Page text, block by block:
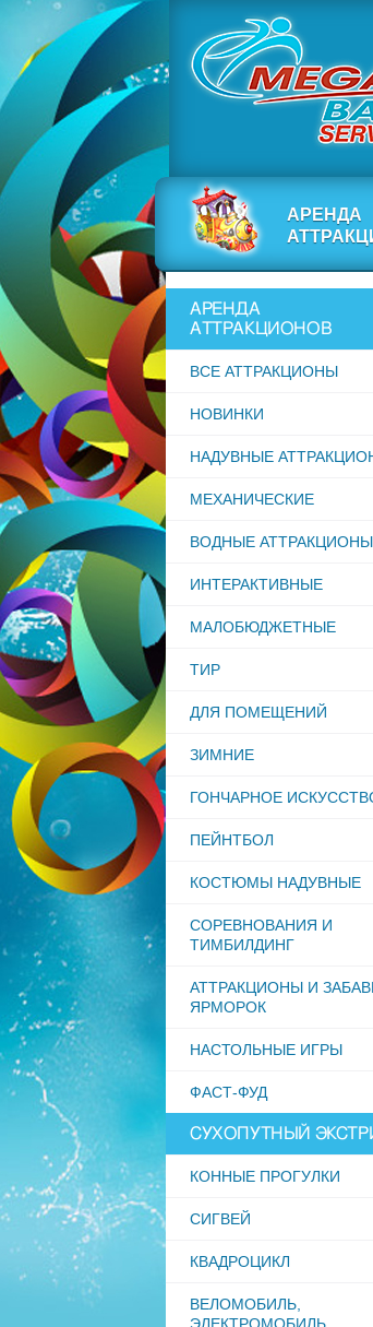
АРЕНДА
АРЕНДА
АТТРАКЦИОНОВ
ВСЕ АТТРАКЦИОНЫ
НОВИНКИ
НАДУВНЫЕ
МЕХАНИЧЕСКИЕ
ВОДНЫЕ АТТРАКЦИОНЫ
ИНТЕРАКТИВНЫЕ
МАЛОБЮДЖЕТНЫЕ
ТИР
ДЛЯ ПОМЕЩЕНИЙ
ЗИМНИЕ
ГОНЧАРНОЕ
ПЕЙНТБОЛ
КОСТЮМЫ НАДУВНЫЕ
СОРЕВНОВАНИЯ И
ТИМБИЛДИНГ
АТТРАКЦИОНЫ И
ЯРМОРОК
НАСТОЛЬНЫЕ ИГРЫ
ФАСТ-ФУД
СУХОПУТНЫЙ
КОННЫЕ ПРОГУЛКИ
СИГВЕЙ
КВАДРОЦИКЛ
ВЕЛОМОБИЛЬ,